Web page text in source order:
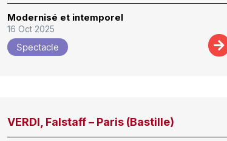
Modernisé et intemporel
16 Oct 2025
Spectacle
VERDI, Falstaff – Paris (Bastille)